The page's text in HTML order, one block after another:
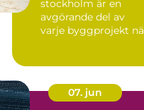
stockholm är en
avgörande del av
varje byggprojekt
07. jun